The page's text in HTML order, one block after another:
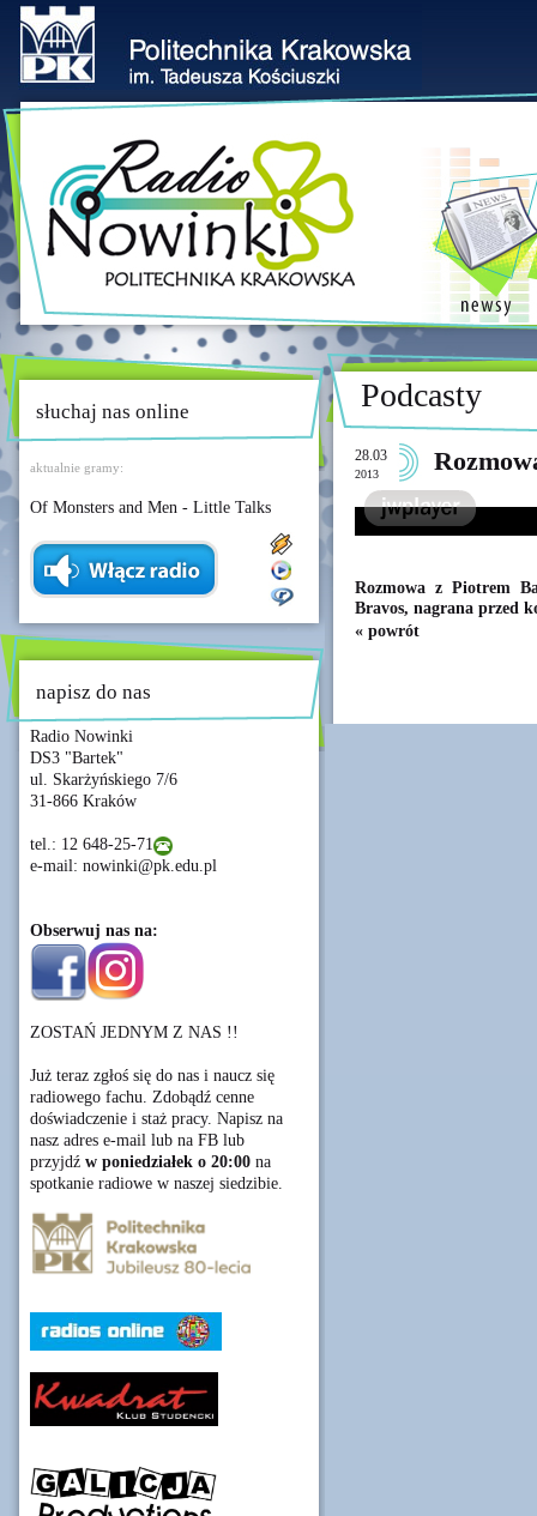
słuchaj nas online
aktualnie gramy:
Of Monsters and Men - Little Talks
napisz do nas
Radio Nowinki
DS3 "Bartek"
ul. Skarżyńskiego 7/6
31-866 Kraków
tel.: 12 648-25-71
e-mail: nowinki@pk.edu.pl
Obserwuj nas na:
ZOSTAŃ JEDNYM Z NAS !!
Już teraz zgłoś się do nas i naucz się
radiowego fachu. Zdobądź cenne
doświadczenie i staż pracy. Napisz na
nasz adres e-mail lub na FB lub
przyjdź w poniedziałek o 20:00 na
spotkanie radiowe w naszej siedzibie.
Podcasty
28.03
2013
Rozmowa z Piotrem
Bravos, nagrana przed
« powrót